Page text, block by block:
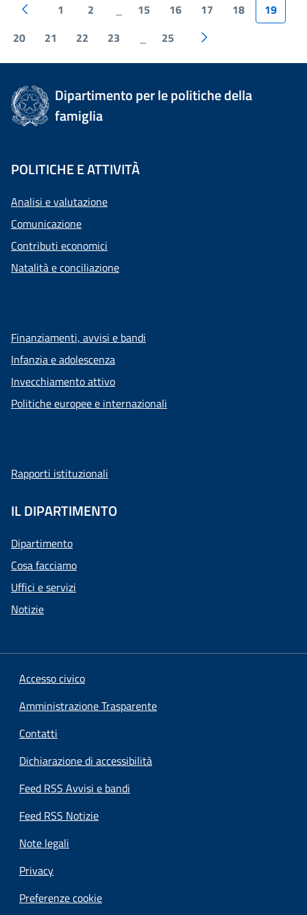
1 2 ... 15 16 17 18
19
20
21 22 23 ... 25
Dipartimento per le politiche della
famiglia
POLITICHE E ATTIVITÀ
Analisi e valutazione
Comunicazione
Contributi economici
Natalità e conciliazione
Finanziamenti, avvisi e bandi
Infanzia e adolescenza
Invecchiamento attivo
Politiche europee e internazionali
Rapporti istituzionali
IL DIPARTIMENTO
Dipartimento
Cosa facciamo
Uffici e servizi
Notizie
Accesso civico
Amministrazione Trasparente
Contatti
Dichiarazione di accessibilità
Feed RSS Avvisi e bandi
Feed RSS Notizie
Note legali
Privacy
Preferenze cookie